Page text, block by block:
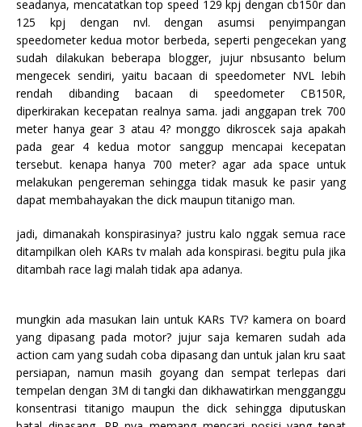
seadanya, mencatatkan top speed 129 kpj dengan cb150r dan
125 kpj dengan nvl. dengan asumsi penyimpangan
speedometer kedua motor berbeda, seperti pengecekan yang
sudah dilakukan beberapa blogger, jujur nbsusanto belum
mengecek sendiri, yaitu bacaan di speedometer NVL lebih
rendah dibanding bacaan di speedometer CB150R,
diperkirakan kecepatan realnya sama. jadi anggapan trek 700
meter hanya gear 3 atau 4? monggo dikroscek saja apakah
pada gear 4 kedua motor sanggup mencapai kecepatan
tersebut. kenapa hanya 700 meter? agar ada space untuk
melakukan pengereman sehingga tidak masuk ke pasir yang
dapat membahayakan the dick maupun titanigo man.
jadi, dimanakah konspirasinya? justru kalo nggak semua race
ditampilkan oleh KARs tv malah ada konspirasi. begitu pula jika
ditambah race lagi malah tidak apa adanya.
mungkin ada masukan lain untuk KARs TV? kamera on board
yang dipasang pada motor? jujur saja kemaren sudah ada
action cam yang sudah coba dipasang dan untuk jalan kru saat
persiapan, namun masih goyang dan sempat terlepas dari
tempelan dengan 3M di tangki dan dikhawatirkan mengganggu
konsentrasi titanigo maupun the dick sehingga diputuskan